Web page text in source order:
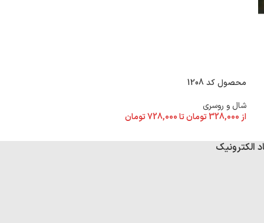
محصول کد 1208
شال و روسری
از328,000 تومانتا728,000تومان
الکترونیک